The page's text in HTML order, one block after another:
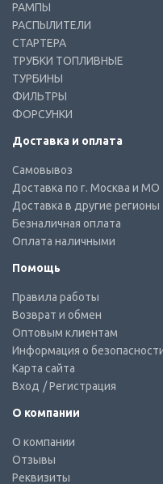
РАМПЫ
РАСПЫЛИТЕЛИ
СТАРТЕРА
ТРУБКИ ТОПЛИВНЫЕ
ТУРБИНЫ
ФИЛЬТРЫ
ФОРСУНКИ
Доставка и оплата
Самовывоз
Доставка по г. Москва и МО
Доставка в другие регионы
Безналичная оплата
Оплата наличными
Помощь
Правила работы
Возврат и обмен
Оптовым клиентам
Информация о
Карта сайта
Вход / Регистрация
О компании
О компании
Отзывы
Реквизиты